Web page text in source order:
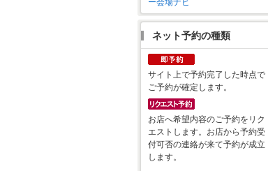
ー会場ナビ
ネット予約の種類
サイト上で予約完了した時点で
ご予約が確定します。
お店へ希望内容のご予約をリク
エストします。お店から予約受
付可否の連絡が来て予約が成立
します。